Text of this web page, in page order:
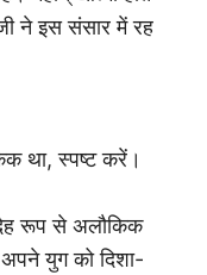
ने इस संसार में रह
था, स्पष्ट करें।
रूप से अलौकिक
युग को दिशा-